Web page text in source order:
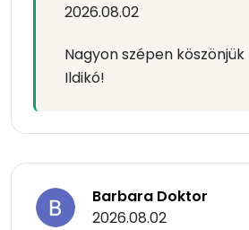
2026.08.02
Nagyon szépen
Ildikó!
Barbara Doktor
2026.08.02